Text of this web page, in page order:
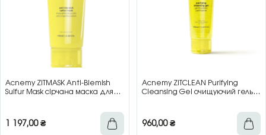
Acnemy ZITMASK Anti-Blemish
Sulfur Mask сірчана маска для
1 197,00₴
Acnemy ZITCLEAN Purifying
Cleansing Gel очищуючий гель
960,00₴